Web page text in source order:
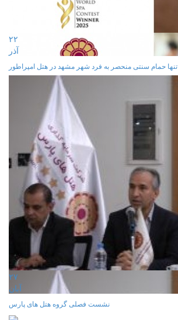
۲۲
آذر
تنها حمام سنتی منحصر به فرد شهر مشهد در هتل امپراطور
۲۷
آبان
نشست فصلی گروه هتل های پارس